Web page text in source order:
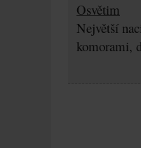
Osvětim
Největší
komorami,